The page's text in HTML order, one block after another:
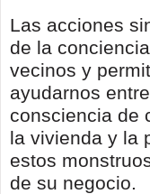
Las acciones
de la
vecinos y
ayudarnos
consciencia de
la vivienda y la
estos
de su negocio.